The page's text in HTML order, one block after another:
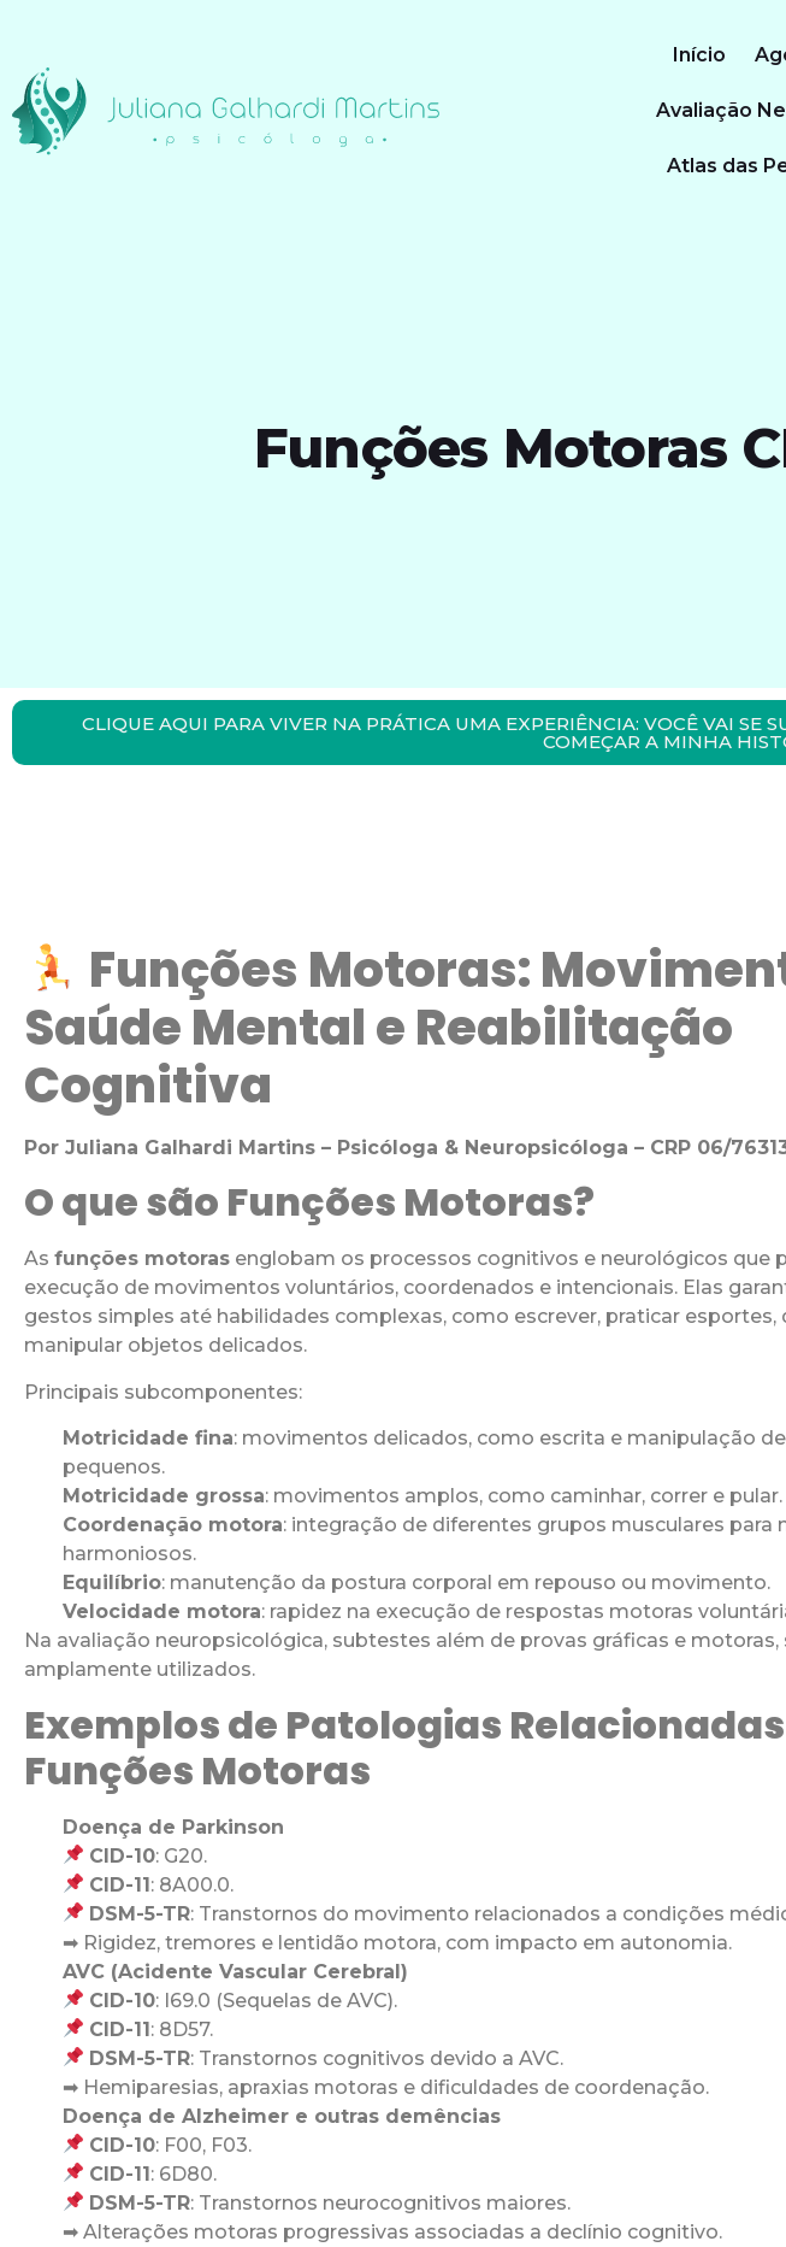
Início
Avaliação
Atlas das
Funções Motoras
CLIQUE AQUI PARA VIVER NA PRÁTICA UMA EXPERIÊNCIA: VOCÊ VAI SE
COMEÇAR A MINHA
Funções Motoras:
Saúde Mental e Reabilitação
Cognitiva
Por Juliana Galhardi Martins – Psicóloga & Neuropsicóloga – CRP 06/
O que são Funções Motoras?
As funções motoras englobam os processos cognitivos e neurológicos que
execução de movimentos voluntários, coordenados e intencionais. Elas
gestos simples até habilidades complexas, como escrever, praticar esportes,
manipular objetos delicados.
Principais subcomponentes:
Motricidade fina: movimentos delicados, como escrita e manipulação
pequenos.
Motricidade grossa: movimentos amplos, como caminhar, correr e pular.
Coordenação motora: integração de diferentes grupos musculares para
harmoniosos.
Equilíbrio: manutenção da postura corporal em repouso ou movimento.
Velocidade motora: rapidez na execução de respostas motoras
Na avaliação neuropsicológica, subtestes além de provas gráficas e motoras,
amplamente utilizados.
Exemplos de Patologias
Funções Motoras
Doença de Parkinson
CID-10: G20.
CID-11: 8A00.0.
DSM-5-TR: Transtornos do movimento relacionados a condições
➡ Rigidez, tremores e lentidão motora, com impacto em autonomia.
AVC (Acidente Vascular Cerebral)
CID-10: I69.0 (Sequelas de AVC).
CID-11: 8D57.
DSM-5-TR: Transtornos cognitivos devido a AVC.
➡ Hemiparesias, apraxias motoras e dificuldades de coordenação.
Doença de Alzheimer e outras demências
CID-10: F00, F03.
CID-11: 6D80.
DSM-5-TR: Transtornos neurocognitivos maiores.
➡ Alterações motoras progressivas associadas a declínio cognitivo.